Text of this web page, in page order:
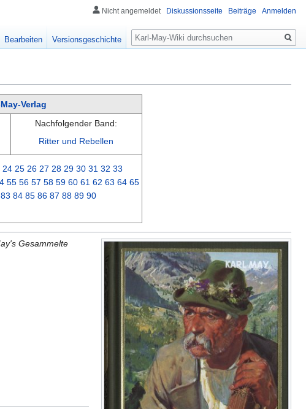
Verlag
Nachfolgender Band:
Ritter und Rebellen
24 25 26 27 28 29 30 31 32 33
55 56 57 58 59 60 61 62 63 64 65
83 84 85 86 87 88 89 90
Gesammelte
Nicht angemeldet Diskussionsseite Beiträge Anmelden
Bearbeiten Versionsgeschichte
Suche